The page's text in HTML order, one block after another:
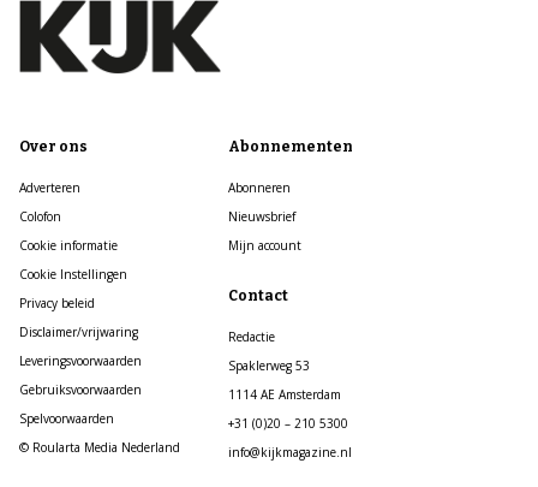
Over ons
Adverteren
Colofon
Cookie informatie
Cookie Instellingen
Privacy beleid
Disclaimer/vrijwaring
Leveringsvoorwaarden
Gebruiksvoorwaarden
Spelvoorwaarden
© Roularta Media Nederland
Abonnementen
Abonneren
Nieuwsbrief
Mijn account
Contact
Redactie
Spaklerweg 53
1114 AE Amsterdam
+31 (0)20 – 210 5300
info@kijkmagazine.nl